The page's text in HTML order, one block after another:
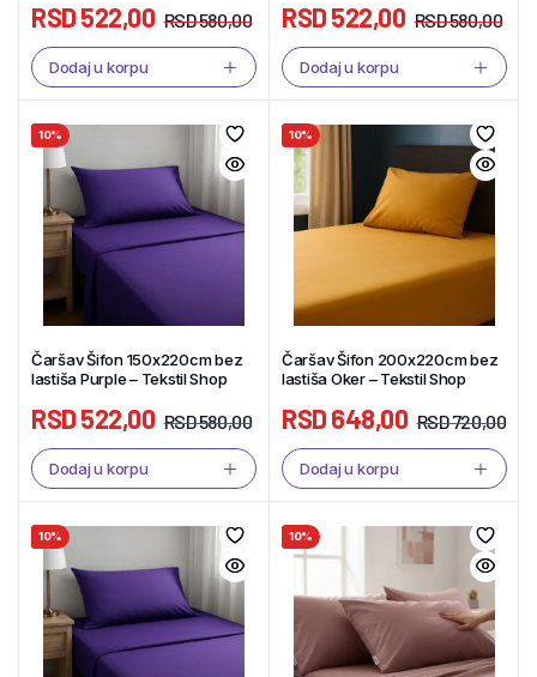
RSD580,00
RSD522,00
Dodaj u korpu
RSD580,00
RSD522,00
Dodaj u korpu
10%
Čaršav Šifon 150x220cm bez
lastiša Purple – Tekstil Shop
RSD580,00
RSD522,00
Dodaj u korpu
10%
Čaršav Šifon 200x220cm bez
lastiša Oker – Tekstil Shop
RSD720,00
RSD648,00
Dodaj u korpu
10% 10%